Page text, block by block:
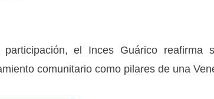
participación, el Inces Guárico
comunitario como pilares de una